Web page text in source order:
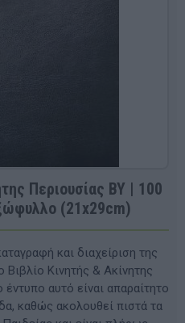
Περιουσίας BY | 100
(21x29cm)
και διαχείριση της
Βιβλίο Κινητής & Ακίνητης
αυτό είναι απαραίτητο
καθώς ακολουθεί πιστά τα